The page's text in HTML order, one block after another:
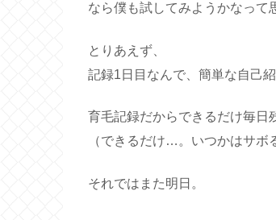
なら僕も試してみようかなって
とりあえず、
記録1日目なんで、簡単な自己
育毛記録だからできるだけ毎日
（できるだけ…。いつかはサボ
それではまた明日。